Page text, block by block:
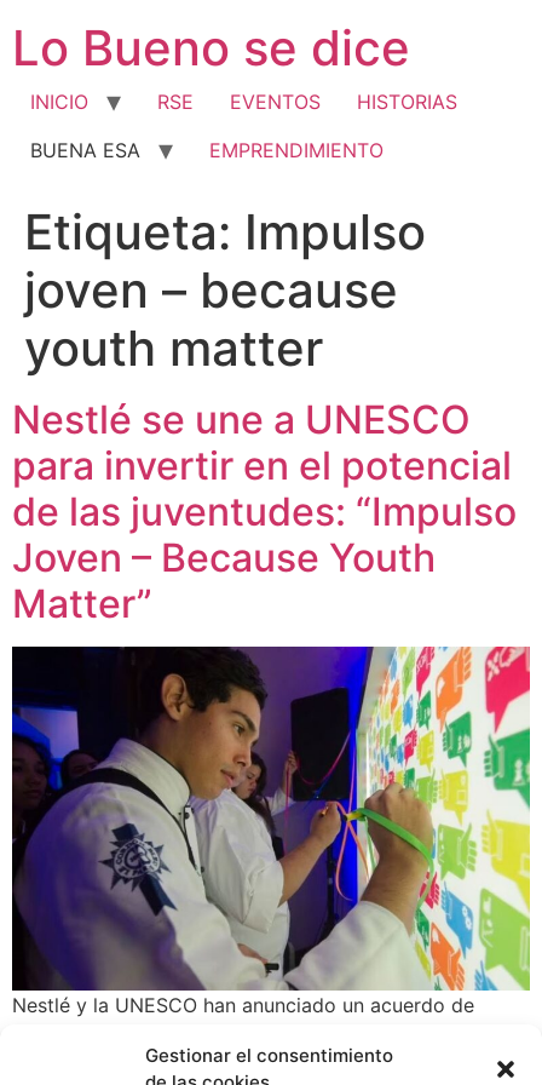
Gestionar el consentimiento
contenido
Lo Bueno se dice
INICIO RSE EVENTOS
HISTORIAS
BUENA ESA
EMPRENDIMIENTO
Etiqueta: Impulso
joven – because
youth matter
Nestlé se une a UNESCO
para invertir en el potencial
de las juventudes: “Impulso
Joven – Because Youth
Matter”
Nestlé y la UNESCO han anunciado un acuerdo de
recursos y competencias necesarios para desarrollar y